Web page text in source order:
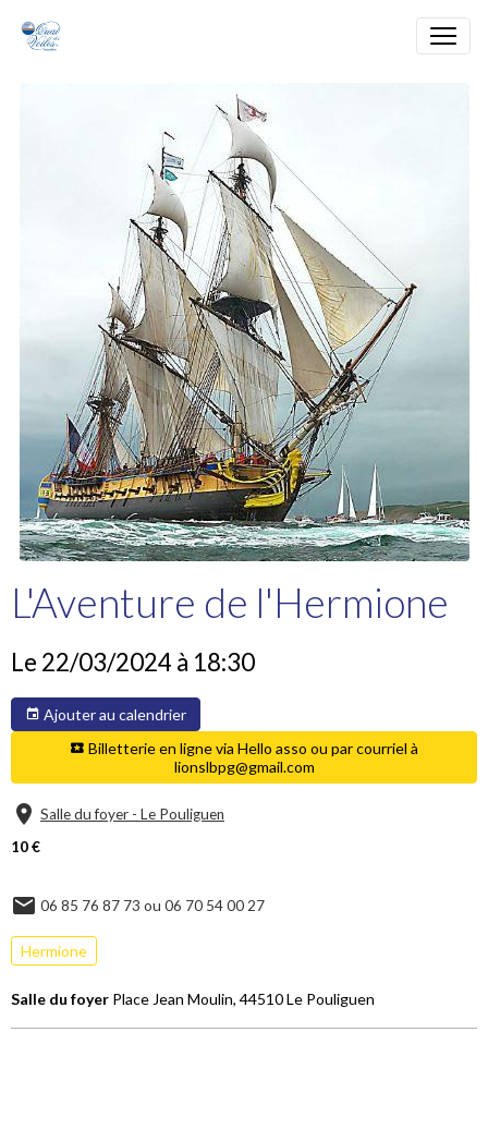
L'Aventure de l'Hermione
Le 22/03/2024 à 18:30
Ajouter au calendrier
Billetterie en ligne via Hello asso ou par courriel à
lionslbpg@gmail.com
Salle du foyer - Le Pouliguen
10 €
06 85 76 87 73 ou 06 70 54 00 27
Hermione
Salle du foyer Place Jean Moulin, 44510 Le Pouliguen